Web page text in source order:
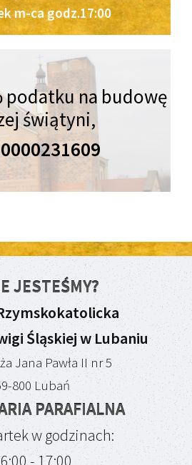
m-ca godz.17:00
podatku na budowę
świątyni,
0000231609
JESTEŚMY?
Śląskiej w Lubaniu
Jana Pawła II nr 5
800 Lubań
PARAFIALNA
w godzinach:
- 17:00